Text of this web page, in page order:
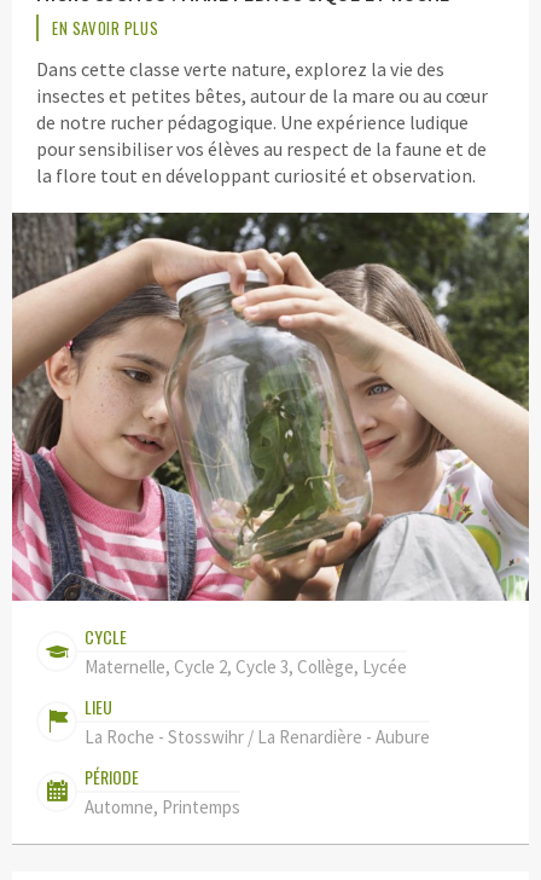
EN SAVOIR PLUS
Dans cette classe verte nature, explorez la vie des
insectes et petites bêtes, autour de la mare ou au cœur
de notre rucher pédagogique. Une expérience ludique
pour sensibiliser vos élèves au respect de la faune et de
la flore tout en développant curiosité et observation.
CYCLE
Maternelle, Cycle 2, Cycle 3, Collège, Lycée
LIEU
La Roche - Stosswihr / La Renardière - Aubure
PÉRIODE
Automne, Printemps